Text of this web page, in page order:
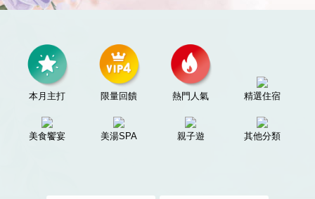
本月主打 限量回饋 熱門人氣 精選住宿
美食饗宴 美湯SPA 親子遊 其他分類